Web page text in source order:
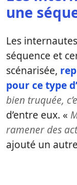
une
Les
séquence et
scénarisée,
pour ce type
bien truquée,
d’entre eux. «
ramener des
ajouté un